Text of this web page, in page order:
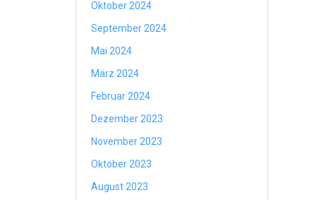
Oktober 2024
September 2024
Mai 2024
März 2024
Februar 2024
Dezember 2023
November 2023
Oktober 2023
August 2023